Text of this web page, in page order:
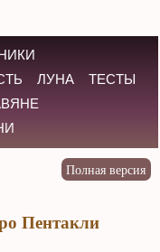
ЛУНА
ТЕСТЫ
Пентакли